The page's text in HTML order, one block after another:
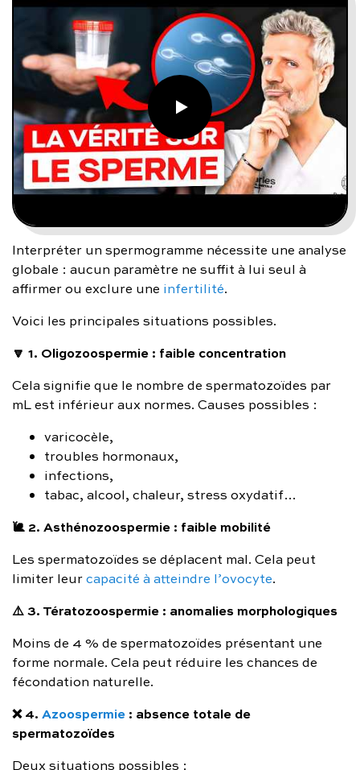
Interpréter un spermogramme nécessite une analyse
globale : aucun paramètre ne suffit à lui seul à
affirmer ou exclure une infertilité.
Voici les principales situations possibles.
🔽 1. Oligozoospermie : faible concentration
Cela signifie que le nombre de spermatozoïdes par
mL est inférieur aux normes. Causes possibles :
varicocèle,
troubles hormonaux,
infections,
tabac, alcool, chaleur, stress oxydatif…
🐌 2. Asthénozoospermie : faible mobilité
Les spermatozoïdes se déplacent mal. Cela peut
limiter leurcapacité à atteindre l’ovocyte.
⚠️ 3. Tératozoospermie : anomalies morphologiques
Moins de 4 % de spermatozoïdes présentant une
forme normale. Cela peut réduire les chances de
fécondation naturelle.
❌ 4. Azoospermie : absence totale de
spermatozoïdes
Deux situations possibles :